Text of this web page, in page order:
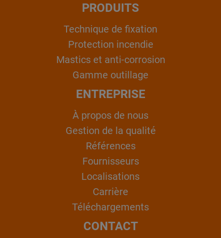
PRODUITS
Technique de fixation
Protection incendie
Mastics et anti-corrosion
Gamme outillage
ENTREPRISE
À propos de nous
Gestion de la qualité
Références
Fournisseurs
Localisations
Carrière
Téléchargements
CONTACT